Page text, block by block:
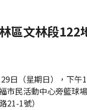
區文林段122
日（星期日），下午
市民活動中心旁籃球場
21-1號）